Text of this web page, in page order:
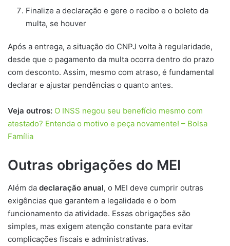
Finalize a declaração e gere o recibo e o boleto da
multa, se houver
Após a entrega, a situação do CNPJ volta à regularidade,
desde que o pagamento da multa ocorra dentro do prazo
com desconto. Assim, mesmo com atraso, é fundamental
declarar e ajustar pendências o quanto antes.
Veja outros: O INSS negou seu benefício mesmo com
atestado? Entenda o motivo e peça novamente! – Bolsa
Família
Outras obrigações do MEI
Além da declaração anual, o MEI deve cumprir outras
exigências que garantem a legalidade e o bom
funcionamento da atividade. Essas obrigações são
simples, mas exigem atenção constante para evitar
complicações fiscais e administrativas.